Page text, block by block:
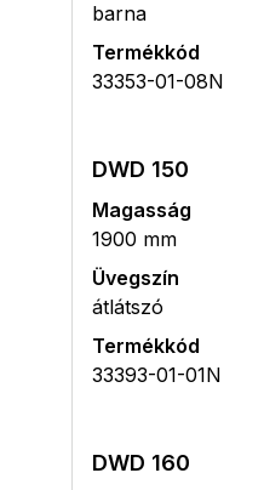
barna
Termékkód
33353-01-08N
DWD 150
Magasság
1900 mm
Üvegszín
átlátszó
Termékkód
33393-01-01N
DWD 160